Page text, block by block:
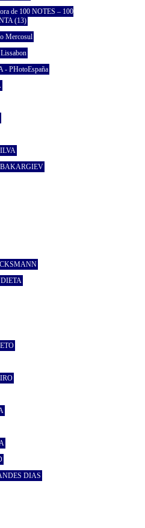
de 100 NOTES – 100
(13)
Mercosul
- PHotoEspaña
DIAS